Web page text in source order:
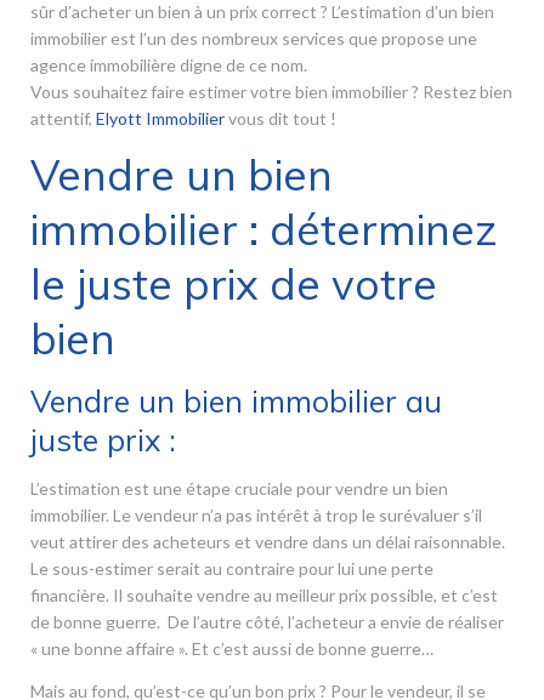
sûr d’acheter un bien à un prix correct ? L’estimation d’un bien
immobilier est l’un des nombreux services que propose une
agence immobilière digne de ce nom.
Vous souhaitez faire estimer votre bien immobilier ? Restez bien
attentif, Elyott Immobiliervous dit tout !
Vendre un bien
immobilier : déterminez
le juste prix de votre
bien
Vendre un bien immobilier au
juste prix :
L’estimation est une étape cruciale pour vendre un bien
immobilier. Le vendeur n’a pas intérêt à trop le surévaluer s’il
veut attirer des acheteurs et vendre dans un délai raisonnable.
Le sous-estimer serait au contraire pour lui une perte
financière. Il souhaite vendre au meilleur prix possible, et c’est
de bonne guerre. De l’autre côté, l’acheteur a envie de réaliser
« une bonne affaire ». Et c’est aussi de bonne guerre…
Mais au fond, qu’est-ce qu’un bon prix ? Pour le vendeur, il se